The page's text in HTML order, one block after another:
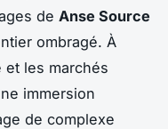
de Anse Source
ombragé. À
et les marchés
immersion
de complexe